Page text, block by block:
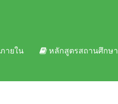
ายใน หลักสูตรสถานศึกษา